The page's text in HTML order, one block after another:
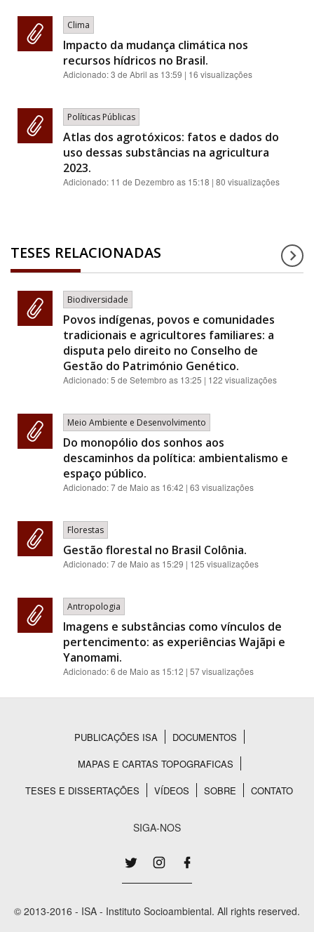
Clima
Impacto da mudança climática nos
recursos hídricos no Brasil.
Adicionado:3 de Abril as 13:59 | 16 visualizações
Políticas Públicas
Atlas dos agrotóxicos: fatos e dados do
uso dessas substâncias na agricultura
2023.
Adicionado: 11 de Dezembro as 15:18 | 80 visualizações
TESES RELACIONADAS
Biodiversidade
Povos indígenas, povos e comunidades
tradicionais e agricultores familiares: a
disputa pelo direito no Conselho de
Gestão do Património Genético.
Adicionado:5 de Setembro as 13:25 | 122 visualizações
Meio Ambiente e Desenvolvimento
Do monopólio dos sonhos aos
descaminhos da política: ambientalismo e
espaço público.
Adicionado:7 de Maio as 16:42 | 63 visualizações
Florestas
Gestão florestal no Brasil Colônia.
Adicionado:7 de Maio as 15:29 | 125 visualizações
Antropologia
Imagens e substâncias como vínculos de
pertencimento: as experiências Wajãpi e
Yanomami.
Adicionado:6 de Maio as 15:12 | 57 visualizações
Rodapé
PUBLICAÇÕES ISA
DOCUMENTOS
MAPAS E CARTAS TOPOGRAFICAS
TESES E DISSERTAÇÕES
VÍDEOS SOBRE CONTATO
SIGA-NOS
© 2013-2016 - ISA - Instituto Socioambiental. All rights reserved.